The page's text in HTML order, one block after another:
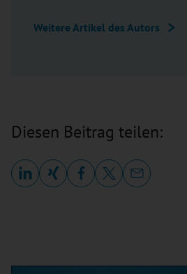
Weitere Artikel des Autors
Diesen Beitrag teilen: